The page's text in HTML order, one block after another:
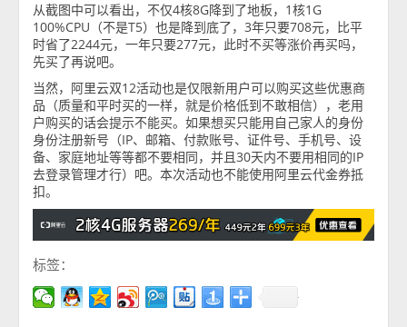
从截图中可以看出，不仅4核8G降到了地板，1核1G
100%CPU（不是T5）也是降到底了，3年只要708元，比平
时省了2244元，一年只要277元，此时不买等涨价再买吗，
先买了再说吧。
当然，阿里云双12活动也是仅限新用户可以购买这些优惠商
品（质量和平时买的一样，就是价格低到不敢相信），老用
户购买的话会提示不能买。如果想买只能用自己家人的身份
身份注册新号（IP、邮箱、付款账号、证件号、手机号、设
备、家庭地址等等都不要相同，并且30天内不要用相同的IP
去登录管理才行）吧。本次活动也不能使用阿里云代金券抵
扣。
标签：